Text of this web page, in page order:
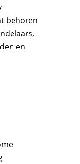
behoren
en